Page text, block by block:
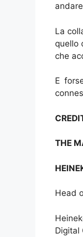
La
quello
che
E
THE
Head
Digital